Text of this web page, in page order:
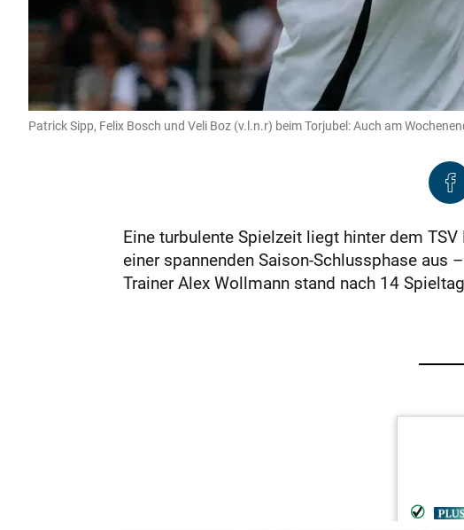
Patrick Sipp, Felix Bosch und Veli Boz (v.l.n.r) beim Torjubel: Auch am
Eine turbulente Spielzeit liegt hinter dem
einer spannenden Saison-Schlussphase
Trainer Alex Wollmann stand nach 14